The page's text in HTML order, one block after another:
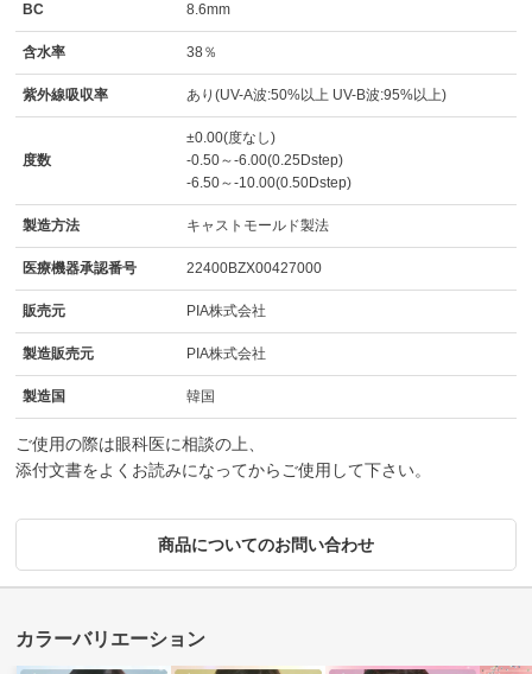
BC 8.6mm
含水率 38％
紫外線吸収率 あり(UV-A波:50%以上 UV-B波:95%以上)
度数
±0.00(度なし)
-0.50～-6.00(0.25Dstep)
-6.50～-10.00(0.50Dstep)
製造方法 キャストモールド製法
医療機器承認番号 22400BZX00427000
販売元 PIA株式会社
製造販売元 PIA株式会社
製造国 韓国
ご使用の際は眼科医に相談の上、
添付文書をよくお読みになってからご使用して下さい。
商品についてのお問い合わせ